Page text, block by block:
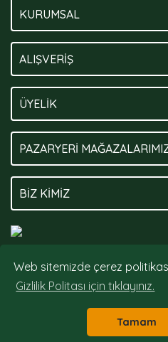
Web sitemizde çerez
Gizlilik Politası için tıklayınız.
Tamam
KURUMSAL
ALIŞVERİŞ
ÜYELİK
PAZARYERİ
BİZ KİMİZ
© Tüm hakları saklıdır.
sertifikası ile